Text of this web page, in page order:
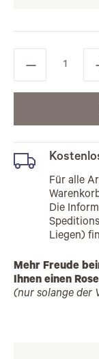
Für alle
Die
Liegen)
Mehr Freude
Ihnen einen
(nur solange der